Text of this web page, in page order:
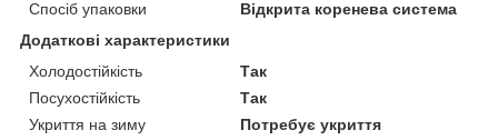
Спосіб упаковки
Відкрита коренева система
Додаткові характеристики
Холодостійкість
Так
Посухостійкість
Так
Укриття на зиму
Потребує укриття